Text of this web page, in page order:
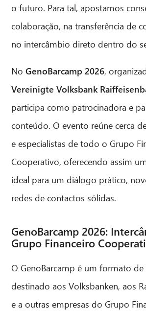
o futuro. Para tal, apostamos
colaboração, na transferência de
no intercâmbio direto dentro do
NoGenoBarcamp 2026,
Vereinigte Volksbank
participa como patrocinadora e
conteúdo. O evento reúne cerca
e especialistas de todo o Grupo
Cooperativo, oferecendo assim
ideal para um diálogo prático,
redes de contactos sólidas.
GenoBarcamp 2026:
Grupo Financeiro
O GenoBarcamp é um formato
destinado aos Volksbanken, aos
e a outras empresas do Grupo